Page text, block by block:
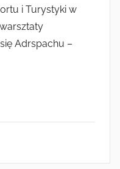
e
i Turystyki w
Adrspachu –